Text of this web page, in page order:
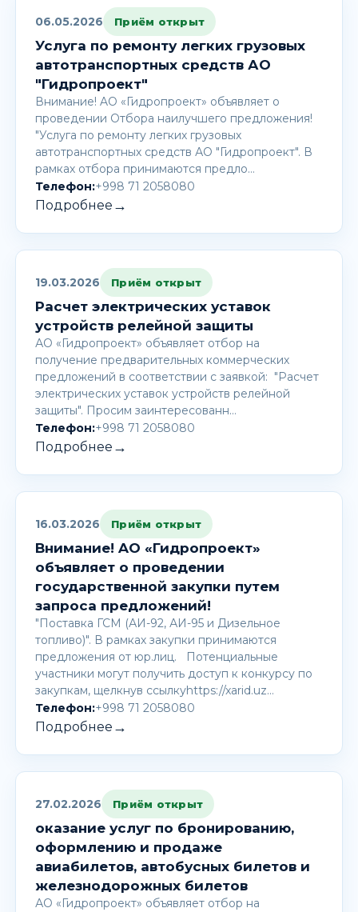
06.05.2026 Приём открыт
Услуга по ремонту легких грузовых
автотранспортных средств АО
"Гидропроект"
Внимание! AО «Гидропроект» объявляет о
проведении Отбора наилучшего предложения!
"Услуга по ремонту легких грузовых
автотранспортных средств АО "Гидропроект". В
рамках отбора принимаются предло…
Телефон:+998 71 2058080
Подробнее →
19.03.2026 Приём открыт
Расчет электрических уставок
устройств релейной защиты
АО «Гидропроект» объявляет отбор на
получение предварительных коммерческих
предложений в соответствии с заявкой: "Расчет
электрических уставок устройств релейной
защиты". Просим заинтересованн…
Телефон:+998 71 2058080
Подробнее →
16.03.2026 Приём открыт
Внимание! AО «Гидропроект»
объявляет о проведении
государственной закупки путем
запроса предложений!
"Поставка ГСМ (АИ-92, АИ-95 и Дизельное
топливо)". В рамках закупки принимаются
предложения от юр.лиц. Потенциальные
участники могут получить доступ к конкурсу по
закупкам, щелкнув ссылкуhttps://xarid.uz…
Телефон:+998 71 2058080
Подробнее →
27.02.2026 Приём открыт
оказание услуг по бронированию,
оформлению и продаже
авиабилетов, автобусных билетов и
железнодорожных билетов
АО «Гидропроект» объявляет отбор на